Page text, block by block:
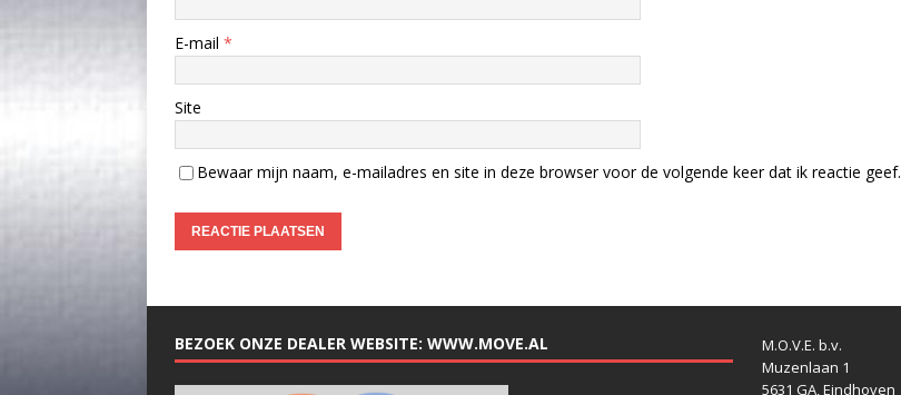
E-mail *
Site
Bewaar mijn naam, e-mailadres en site in deze browser voor de volgende keer dat ik reactie geef.
BEZOEK ONZE DEALER WEBSITE: WWW.MOVE.AL
M.O.V.E. b.v.
Muzenlaan 1
5631 GA, Eindhoven